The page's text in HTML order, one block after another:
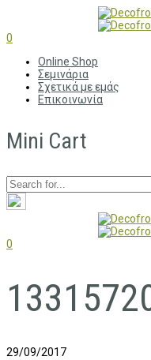
0
Online Shop
Σεμινάρια
Σχετικά με εμάς
Επικοινωνία
Mini Cart
0
29/09/2017